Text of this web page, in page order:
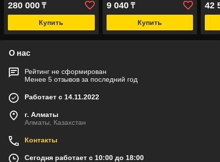
280 000 ₸
Купить
9 040₸
Купить
42
О нас
Рейтинг не сформирован
Менее 5 отзывов за последний год
Работает с 14.11.2022
г. Алматы
Алматы, Казахстан
Контакты
Сегодня работает с 10:00 до 18:00